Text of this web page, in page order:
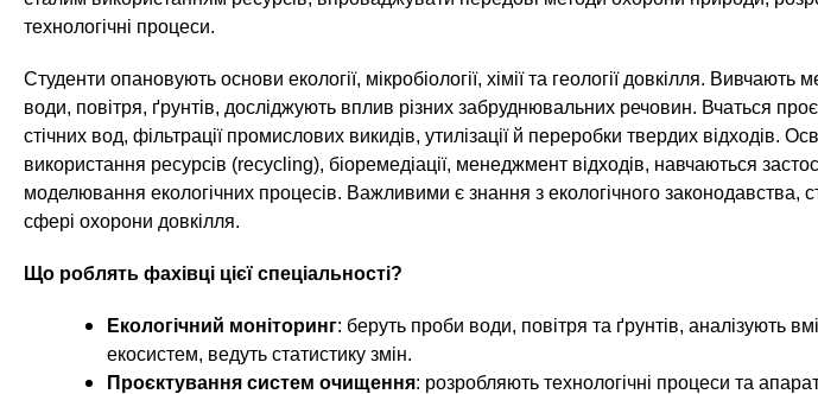
e
n
t
s
л
ь
н
и
х
з
а
к
технологічні процеси.
Студенти опановують основи екології, мікробіології, хімії та геології довкілля. Вивчають
води, повітря, ґрунтів, досліджують вплив різних забруднювальних речовин. Вчаться
стічних вод, фільтрації промислових викидів, утилізації й переробки твердих відходів.
використання ресурсів (recycling), біоремедіації, менеджмент відходів, навчаються
моделювання екологічних процесів. Важливими є знання з екологічного законодавства,
сфері охорони довкілля.
Що роблять фахівці цієї спеціальності?
Екологічний моніторинг: беруть проби води, повітря та ґрунтів, аналізують
екосистем, ведуть статистику змін.
Проєктування систем очищення: розробляють технологічні процеси та